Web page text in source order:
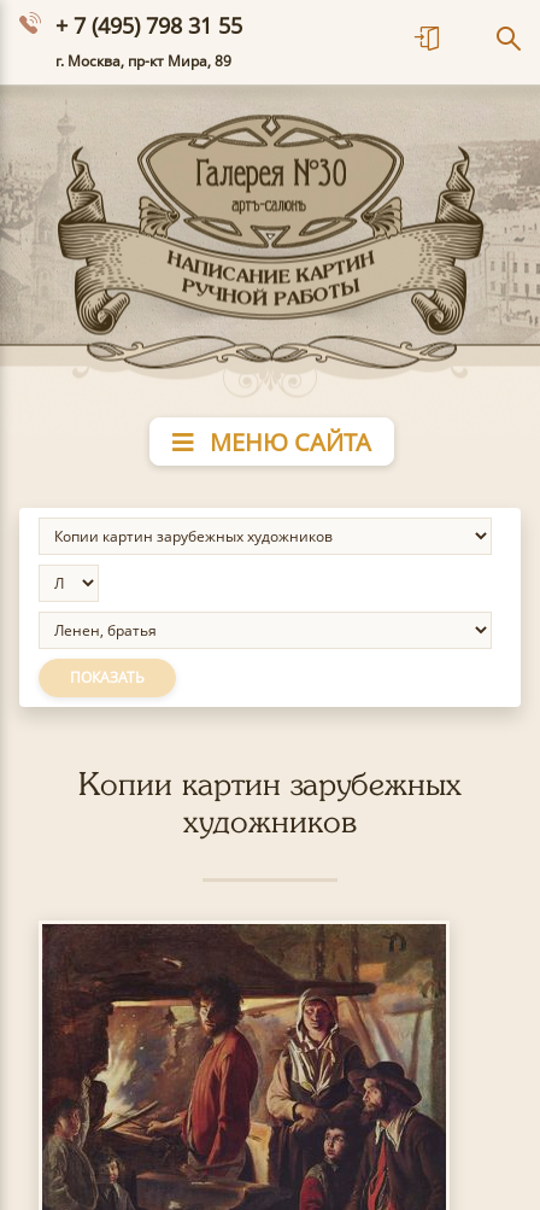
+ 7 (495) 798 31 55
г. Москва, пр-кт Мира, 89
МЕНЮ САЙТА
ПОКАЗАТЬ
Копии картин зарубежных
художников